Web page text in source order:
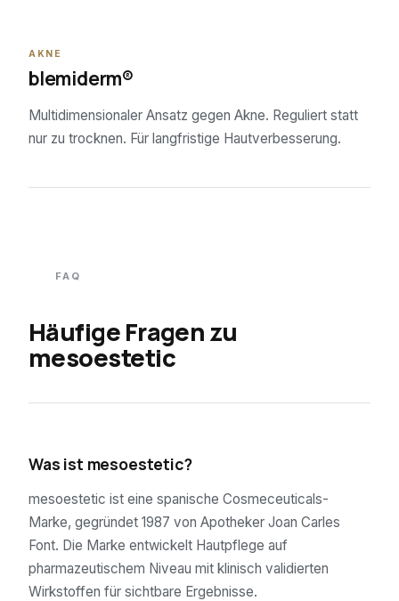
AKNE
blemiderm®
Multidimensionaler Ansatz gegen Akne. Reguliert statt
nur zu trocknen. Für langfristige Hautverbesserung.
FAQ
Häufige Fragen zu
mesoestetic
Was ist mesoestetic?
mesoestetic ist eine spanische Cosmeceuticals-
Marke, gegründet 1987 von Apotheker Joan Carles
Font. Die Marke entwickelt Hautpflege auf
pharmazeutischem Niveau mit klinisch validierten
Wirkstoffen für sichtbare Ergebnisse.